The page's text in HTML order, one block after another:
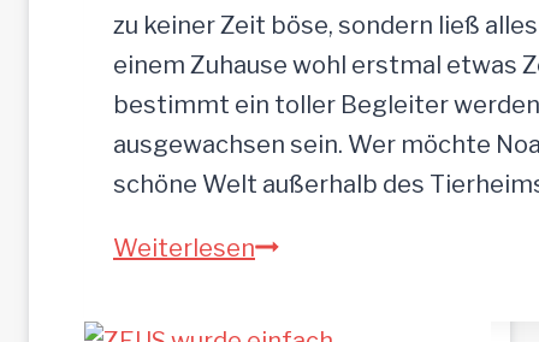
zu keiner Zeit böse, sondern ließ
einem Zuhause wohl erstmal etwas
bestimmt ein toller Begleiter
ausgewachsen sein. Wer möchte
schöne Welt außerhalb des
WeiterlesenNOAH-
Jung-